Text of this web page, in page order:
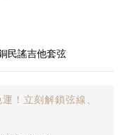
民謠吉他套弦
！立刻解鎖弦線、